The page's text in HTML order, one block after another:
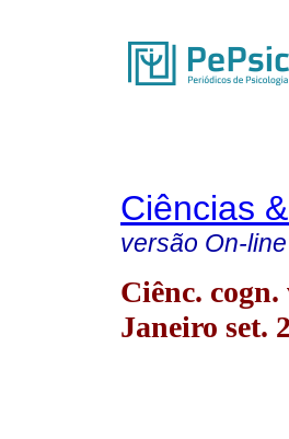
Ciências
versão On-line
Ciênc.
Janeiro set.